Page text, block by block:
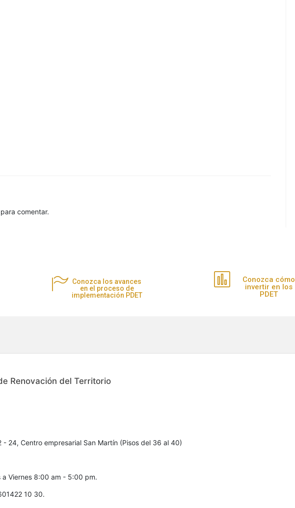
para comentar.
Conozca los avances
en el proceso de
implementación PDET
Conozca cómo
invertir en los
PDET
Renovación del Territorio
- 24, Centro empresarial San Martín (Pisos del 36 al 40)
a Viernes 8:00 am - 5:00 pm.
10 30.